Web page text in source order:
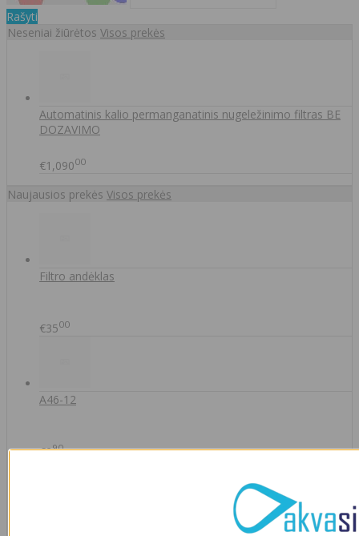
Rašyti
Neseniai žiūrėtos Visos prekės
Automatinis kalio permanganatinis nugeležinimo filtras BE
DOZAVIMO
€1,09000
Naujausios prekės Visos prekės
Filtro andėklas
€3500
A46-12
€290
IŠMANAUS VANDENS NUOTĖKIO DETEKTORIAUS PRIEDAS